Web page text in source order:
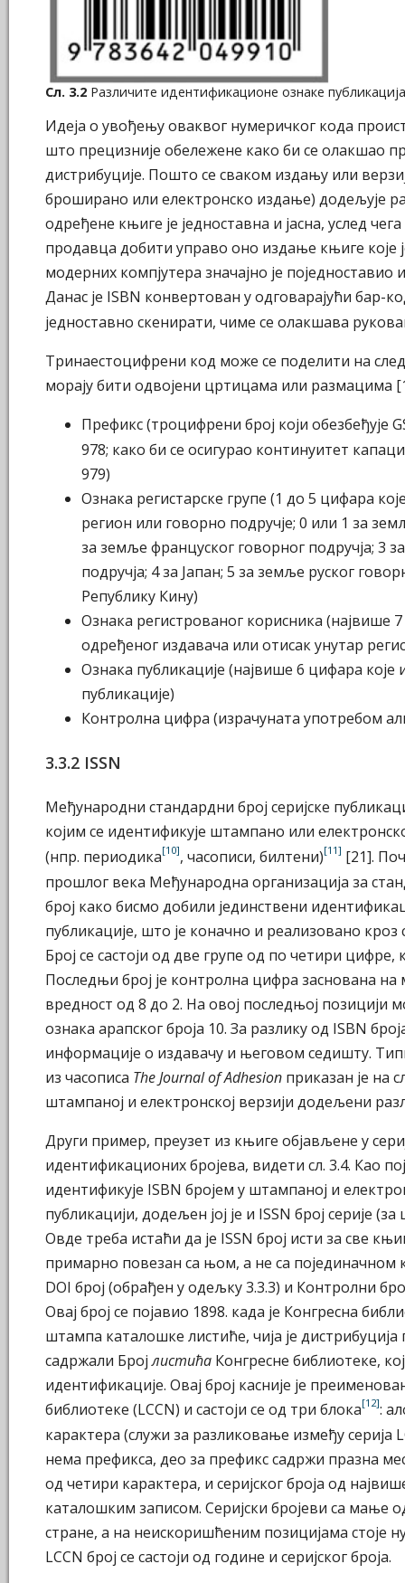
Сл. 3.2 Различите идентификационе ознаке публикација
Идеја о увођењу оваквог нумеричког кода
што прецизније обележене како би се олакшао
дистрибуције. Пошто се сваком издању или
броширано или електронско издање) додељује
одређене књиге је једноставна и јасна, услед
продавца добити управо оно издање књиге које
модерних компјутера значајно је
Данас је ISBN конвертован у одговарајући бар-
једноставно скенирати, чиме се олакшава
Тринаестоцифрени код може се поделити на
морају бити одвојени цртицама или размацима
Префикс (троцифрени број који обезбеђује
978; како би се осигурао континуитет
979)
Ознака регистарске групе (1 до 5 цифара
регион или говорно подручје; 0 или 1 за
за земље француског говорног подручја; 3
подручја; 4 за Јапан; 5 за земље руског
Републику Кину)
Ознака регистрованог корисника (највише
одређеног издавача или отисак унутар
Ознака публикације (највише 6 цифара
публикације)
Контролна цифра (израчуната употребом
3.3.2 ISSN
Међународни стандардни број серијске
којим се идентификује штампано или
(нпр. периодика[10], часописи, билтени)[11] [21].
прошлог века Међународна организација за
број како бисмо добили јединствени
публикације, што је коначно и реализовано кроз
Број се састоји од две групе од по четири цифре,
Последњи број је контролна цифра заснована
вредност од 8 до 2. На овој последњој позицији
ознака арапског броја 10. За разлику од ISBN
информације о издавачу и његовом седишту.
из часописа The Journal of Adhesion приказан је на
штампаној и електронској верзији додељени
Други пример, преузет из књиге објављене у
идентификационих бројева, видети сл. 3.4. Као
идентификује ISBN бројем у штампаној и
публикацији, додељен јој је и ISSN број серије
Овде треба истаћи да је ISSN број исти за све
примарно повезан са њом, а не са појединачном
DOI број (обрађен у одељку 3.3.3) и Контролни
Овај број се појавио 1898. када је Конгресна
штампа каталошке листиће, чија је
садржали Бројлистића Конгресне библиотеке,
идентификације. Овај број касније је
библиотеке (LCCN) и састоји се од три блока[12]:
карактера (служи за разликовање између серија
нема префикса, део за префикс садржи празна
од четири карактера, и серијског броја од
каталошким записом. Серијски бројеви са мање
стране, а на неискоришћеним позицијама стоје
LCCN број се састоји од године и серијског броја.